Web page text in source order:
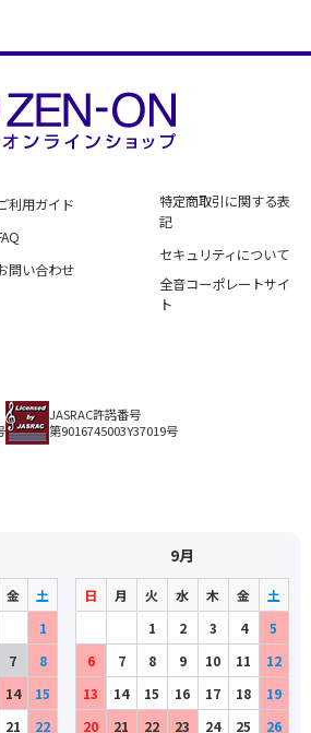
利用ガイド
問い合わせ
特定商取引に関する表
記
セキュリティについて
全音コーポレートサイ
ト
JASRAC許諾番号
第9016745003Y37019号
金
土
1
7
8
14
15
21 22
9月
日 月 火 水 木 金
土
1
2 3 4
5
6
7 8 9 10 11
12
13
14 15 16 17 18
19
20
21 22 23 24 25 26